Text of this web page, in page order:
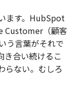
ます。HubSpot
Customer（顧客
う言葉がそれで
き合い続けるこ
らない。むしろ